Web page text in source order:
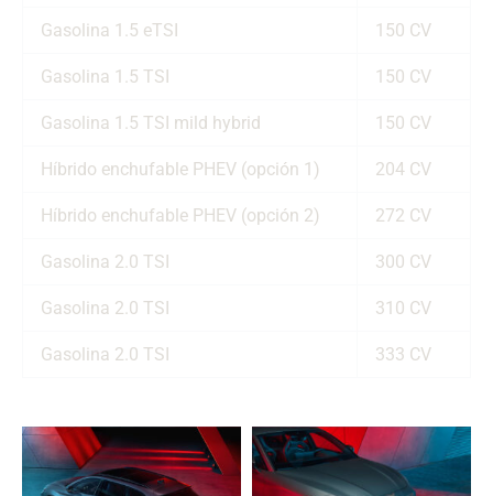
Gasolina 1.5 eTSI 150 CV
Gasolina 1.5 TSI 150 CV
Gasolina 1.5 TSI mild hybrid 150 CV
Híbrido enchufable PHEV (opción 1) 204 CV
Híbrido enchufable PHEV (opción 2) 272 CV
Gasolina 2.0 TSI 300 CV
Gasolina 2.0 TSI 310 CV
Gasolina 2.0 TSI 333 CV